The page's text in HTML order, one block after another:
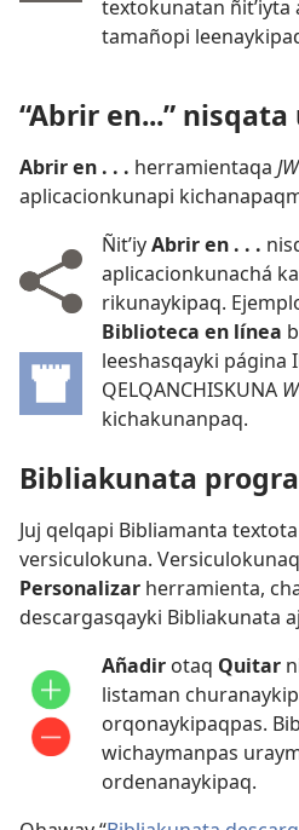
textokunatan ñit’iyta
tamañopi
“Abrir en...”
Abrir en . . . herramientaqa
aplicacionkunapi
Ñit’iyAbrir en . . .
aplicacionkunachá
rikunaykipaq.
Biblioteca en línea
leeshasqayki página
QELQANCHISKUNA
kichakunanpaq.
Bibliakunata
Juj qelqapi Bibliamanta
versiculokuna.
Personalizar herramienta,
descargasqayki Bibliakunata
Añadir otaq Quitar
listaman
orqonaykipaqpas.
wichaymanpas
ordenanaykipaq.